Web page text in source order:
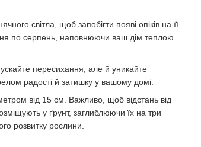
світла, щоб запобігти появі опіків на її
по серпень, наповнюючи ваш дім теплою
пересихання, але й уникайте
радості й затишку у вашому домі.
від 15 см. Важливо, щоб відстань від
у ґрунт, заглиблюючи їх на три
розвитку рослини.